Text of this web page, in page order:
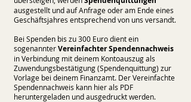
ausgestellt und auf Anfrage oder am Ende eines
Geschäftsjahres entsprechend von uns versandt.
Bei Spenden bis zu 300 Euro dient ein
sogenannterVereinfachter Spendennachweis
in Verbindung mit deinem Kontoauszug als
Zuwendungsbestätigung (Spendenquittung) zur
Vorlage bei deinem Finanzamt. Der Vereinfachte
Spendennachweis kann hier als PDF
heruntergeladen und ausgedruckt werden.